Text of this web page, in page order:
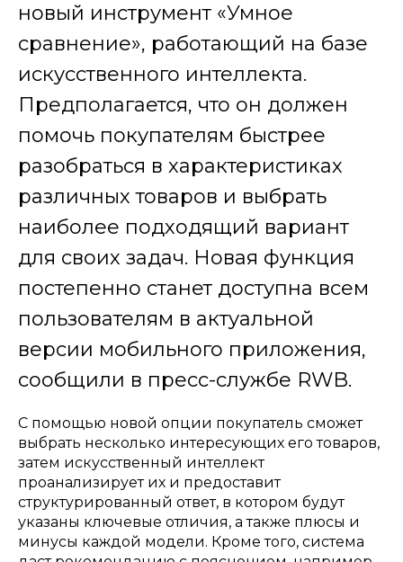
новый инструмент «Умное
сравнение», работающий на базе
искусственного интеллекта.
Предполагается, что он должен
помочь покупателям быстрее
разобраться в характеристиках
различных товаров и выбрать
наиболее подходящий вариант
для своих задач. Новая функция
постепенно станет доступна всем
пользователям в актуальной
версии мобильного приложения,
сообщили в пресс-службе RWB.
С помощью новой опции покупатель сможет
выбрать несколько интересующих его товаров,
затем искусственный интеллект
проанализирует их и предоставит
структурированный ответ, в котором будут
указаны ключевые отличия, а также плюсы и
минусы каждой модели. Кроме того, система